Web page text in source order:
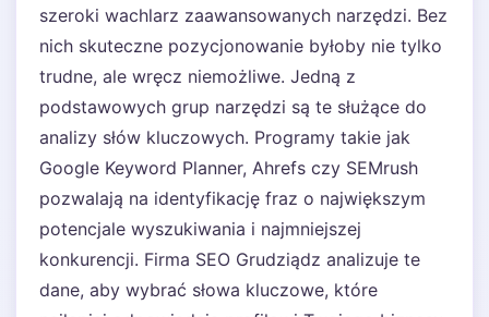
szeroki wachlarz zaawansowanych narzędzi. Bez
nich skuteczne pozycjonowanie byłoby nie tylko
trudne, ale wręcz niemożliwe. Jedną z
podstawowych grup narzędzi są te służące do
analizy słów kluczowych. Programy takie jak
Google Keyword Planner, Ahrefs czy SEMrush
pozwalają na identyfikację fraz o największym
potencjale wyszukiwania i najmniejszej
konkurencji. Firma SEO Grudziądz analizuje te
dane, aby wybrać słowa kluczowe, które